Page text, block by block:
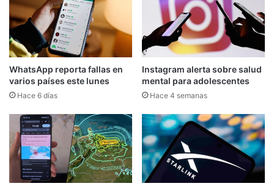
WhatsApp reporta fallas en
varios países este lunes
Hace 6 días
Instagram alerta sobre salud
mental para adolescentes
Hace 4 semanas